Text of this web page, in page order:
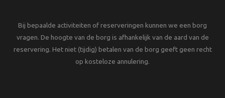
Bij bepaalde activiteiten of reserveringen kunnen we een borg
vragen. De hoogte van de borg is afhankelijk van de aard van de
reservering. Het niet (tijdig) betalen van de borg geeft geen recht
op kosteloze annulering.